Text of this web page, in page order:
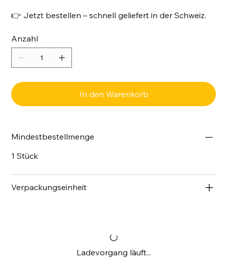
👉 Jetzt bestellen – schnell geliefert in der Schweiz.
Anzahl
In den Warenkorb
Mindestbestellmenge
1 Stück
Verpackungseinheit
Ladevorgang läuft...